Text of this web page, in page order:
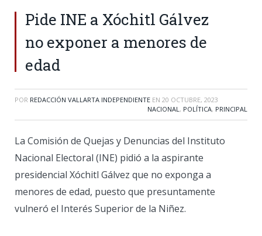
Pide INE a Xóchitl Gálvez
no exponer a menores de
edad
POR REDACCIÓN VALLARTA INDEPENDIENTE EN 20 OCTUBRE, 2023
NACIONAL, POLÍTICA, PRINCIPAL
La Comisión de Quejas y Denuncias del Instituto
Nacional Electoral (INE) pidió a la aspirante
presidencial Xóchitl Gálvez que no exponga a
menores de edad, puesto que presuntamente
vulneró el Interés Superior de la Niñez.